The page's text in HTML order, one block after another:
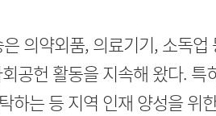
의약외품, 의료기기, 소독업
공헌 활동을 지속해 왔다.
하는 등 지역 인재 양성을 위